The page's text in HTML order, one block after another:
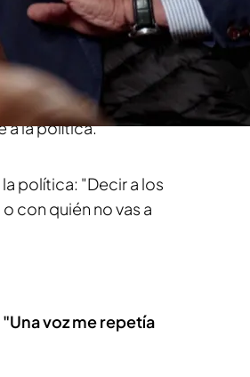
por primera vez, al
se sienta en el sofá
en la que ha contado
a la política.
política: "Decir a los
con quién no vas a
voz me repetía